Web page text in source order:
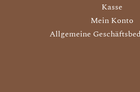
Kasse
Mein Konto
Allgemeine